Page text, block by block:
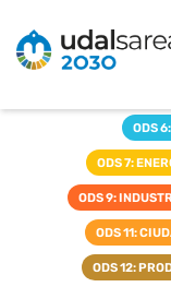
ODS
ODS 7:
ODS 9:
ODS 11:
ODS 12: